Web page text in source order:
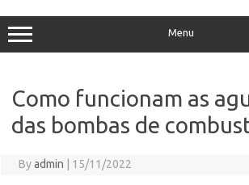
Menu
Como funcionam as
das bombas de
Byadmin 15/11/2022